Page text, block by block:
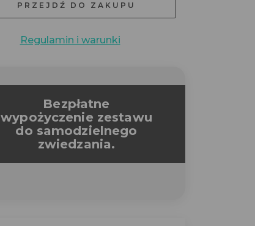
PRZEJDŹ DO ZAKUPU
Regulamin i warunki
Bezpłatne
wypożyczenie zestawu
do samodzielnego
zwiedzania.